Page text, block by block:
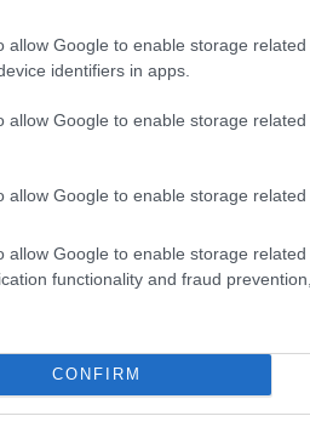
allow Google to enable storage
identifiers in apps.
allow Google to enable storage
allow Google to enable storage related
allow Google to enable storage
functionality and fraud
CONFIRM